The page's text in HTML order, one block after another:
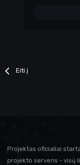
Eiti į
Projektas oficialiai
projekto serveris - visų